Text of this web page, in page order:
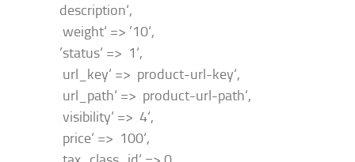
description‘,
‚weight‘ => ’10‘,
’status‘ => ‚1‘,
‚url_key‘ => ‚product-url-key‘,
‚url_path‘ => ‚product-url-path‘,
‚visibility‘ => ‚4‘,
‚price‘ => ‚100‘,